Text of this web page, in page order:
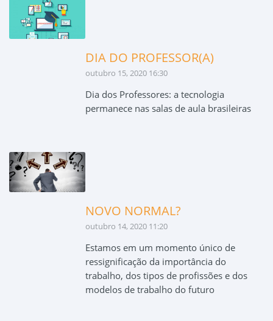
DIA DO PROFESSOR(A)
outubro 15, 2020 16:30
Dia dos Professores: a tecnologia
permanece nas salas de aula brasileiras
NOVO NORMAL?
outubro 14, 2020 11:20
Estamos em um momento único de
ressignificação da importância do
trabalho, dos tipos de profissões e dos
modelos de trabalho do futuro